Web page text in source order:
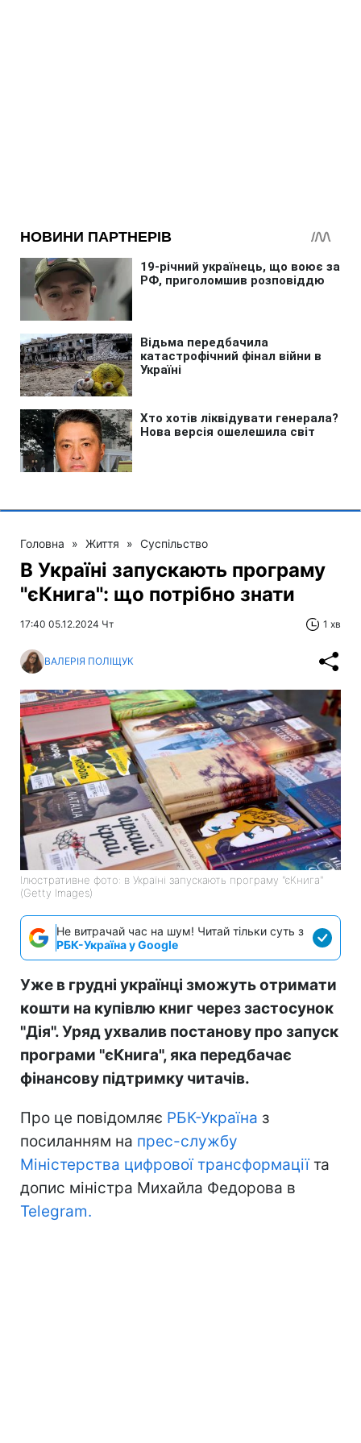
Головна » Життя » Суспільство
В Україні запускають програму
"єКнига": що потрібно знати
17:40 05.12.2024 Чт 1 хв
ВАЛЕРІЯ ПОЛІЩУК
Ілюстративне фото: в Україні запускають програму "єКнига"
(Getty Images)
Не витрачай час на шум! Читай тільки суть з
РБК-Україна у Google
Уже в грудні українці зможуть отримати
кошти на купівлю книг через застосунок
"Дія". Уряд ухвалив постанову про запуск
програми "єКнига", яка передбачає
фінансову підтримку читачів.
Про це повідомляє РБК-Україна з
посиланням на прес-службу
Міністерства цифрової трансформаціїта
допис міністра Михайла Федорова в
Telegram.